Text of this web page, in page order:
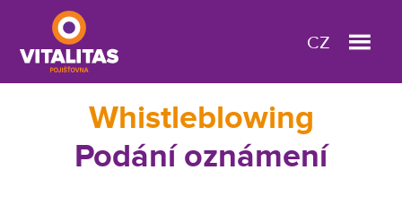
Vitalitas
vaše
CZ
Whistleblowing
Podání oznámení